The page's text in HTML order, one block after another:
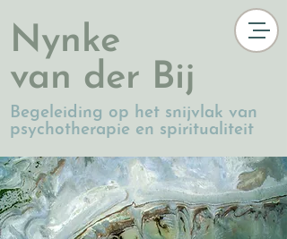
Nynke
van der Bij
Begeleiding op het snijvlak van
psychotherapie en spiritualiteit